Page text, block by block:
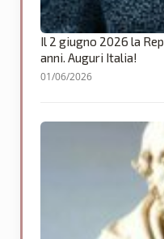
Il 2 giugno 2026 la
anni. Auguri Italia!
01/06/2026